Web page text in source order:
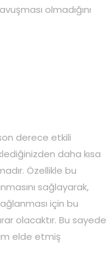
olmadığını
derece etkili
daha kısa
Özellikle bu
sağlayarak,
için bu
olacaktır. Bu sayede
elde etmiş